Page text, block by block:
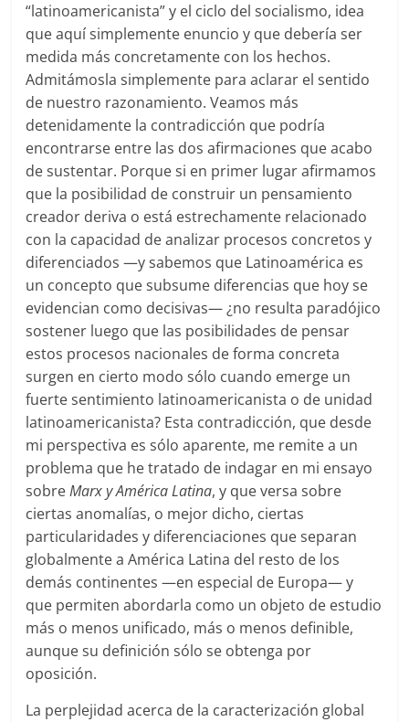
“latinoamericanista” y el ciclo del socialismo, idea
que aquí simplemente enuncio y que debería ser
medida más concretamente con los hechos.
Admitámosla simplemente para aclarar el sentido
de nuestro razonamiento. Veamos más
detenidamente la contradicción que podría
encontrarse entre las dos afirmaciones que acabo
de sustentar. Porque si en primer lugar afirmamos
que la posibilidad de construir un pensamiento
creador deriva o está estrechamente relacionado
con la capacidad de analizar procesos concretos y
diferenciados —y sabemos que Latinoamérica es
un concepto que subsume diferencias que hoy se
evidencian como decisivas— ¿no resulta paradójico
sostener luego que las posibilidades de pensar
estos procesos nacionales de forma concreta
surgen en cierto modo sólo cuando emerge un
fuerte sentimiento latinoamericanista o de unidad
latinoamericanista? Esta contradicción, que desde
mi perspectiva es sólo aparente, me remite a un
problema que he tratado de indagar en mi ensayo
sobreMarx y América Latina, y que versa sobre
ciertas anomalías, o mejor dicho, ciertas
particularidades y diferenciaciones que separan
globalmente a América Latina del resto de los
demás continentes —en especial de Europa— y
que permiten abordarla como un objeto de estudio
más o menos unificado, más o menos definible,
aunque su definición sólo se obtenga por
oposición.
La perplejidad acerca de la caracterización global